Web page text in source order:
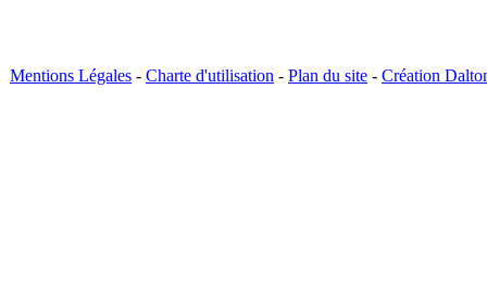
Mentions Légales - Charte d'utilisation - Plan du site - Création